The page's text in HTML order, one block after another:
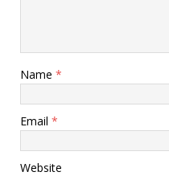
Name *
Email *
Website